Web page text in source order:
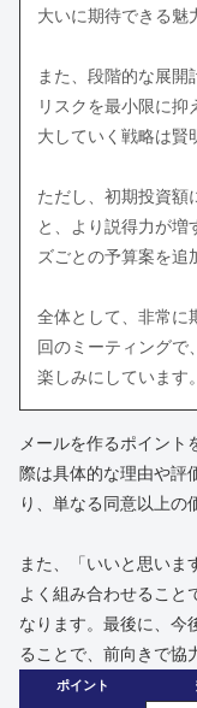
大いに期待できる魅
また、段階的な展開
リスクを最小限に
大していく戦略は賢
ただし、初期投資額
と、より説得力が増
ズごとの予算案を追
全体として、非常に
回のミーティングで
楽しみにしています
メールを作るポイント
際は具体的な理由や評
り、単なる同意以上の
また、「いいと思いま
よく組み合わせること
なります。最後に、今
ることで、前向きで協
ポイント